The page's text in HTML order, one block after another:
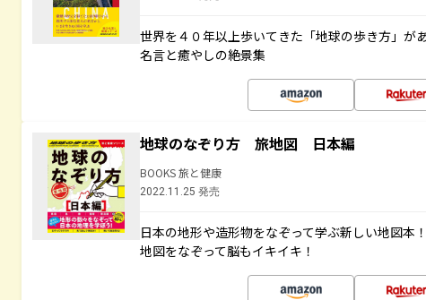
世界を４０年以上歩いてきた「地球の歩き方」が
名言と癒やしの絶景集
地球のなぞり方 旅地図 日本編
BOOKS 旅と健康
2022.11.25 発売
日本の地形や造形物をなぞって学ぶ新しい地図本
地図をなぞって脳もイキイキ！